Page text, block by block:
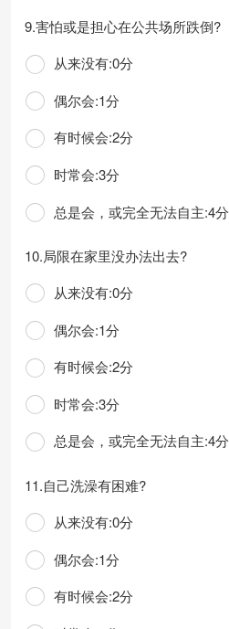
9.害怕或是担心在公共场所跌倒?
从来没有:0分
偶尔会:1分
有时候会:2分
时常会:3分
总是会，或完全无法自主:4分
10.局限在家里没办法出去?
从来没有:0分
偶尔会:1分
有时候会:2分
时常会:3分
总是会，或完全无法自主:4分
11.自己洗澡有困难?
从来没有:0分
偶尔会:1分
有时候会:2分